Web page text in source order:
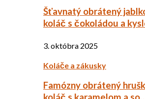
Šťavnatý obrátený
koláč s čokoládou a
3. októbra 2025
Koláče a zákusky
Famózny obrátený
koláč s karamelom a